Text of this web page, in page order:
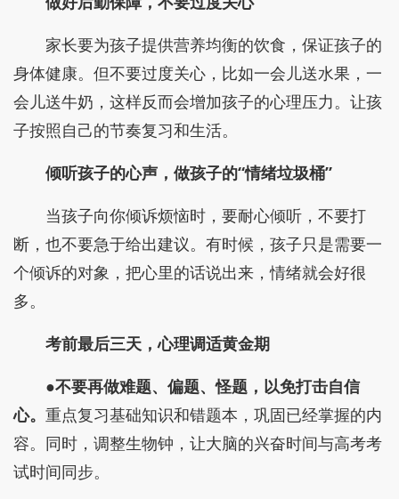
家长要为孩子提供营养均衡的饮食，保证孩子的
身体健康。但不要过度关心，比如一会儿送水果，一
会儿送牛奶，这样反而会增加孩子的心理压力。让孩
子按照自己的节奏复习和生活。
倾听孩子的心声，做孩子的“情绪垃圾桶”
当孩子向你倾诉烦恼时，要耐心倾听，不要打
断，也不要急于给出建议。有时候，孩子只是需要一
个倾诉的对象，把心里的话说出来，情绪就会好很
多。
考前最后三天，心理调适黄金期
●不要再做难题、偏题、怪题，以免打击自信
心。 重点复习基础知识和错题本，巩固已经掌握的内
容。同时，调整生物钟，让大脑的兴奋时间与高考考
试时间同步。